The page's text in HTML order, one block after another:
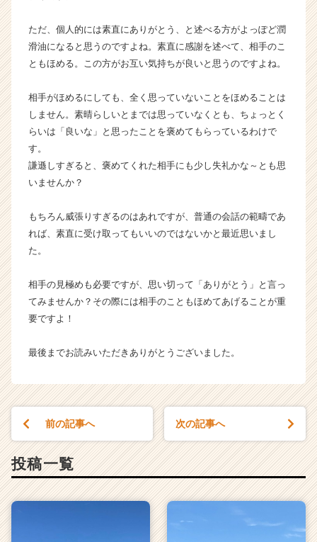
ト
チ
ア
ャ
リ
（C
e
C
r）
ただ、個人的には素直にありがとう、と述べる方がよっぽど潤
滑油になると思うのですよね。素直に感謝を述べて、相手のこ
ともほめる。この方がお互い気持ちが良いと思うのですよね。
相手がほめるにしても、全く思っていないことをほめることは
しません。素晴らしいとまでは思っていなくとも、ちょっとく
らいは「良いな」と思ったことを褒めてもらっているわけで
す。
謙遜しすぎると、褒めてくれた相手にも少し失礼かな～とも思
いませんか？
もちろん威張りすぎるのはあれですが、普通の会話の範疇であ
れば、素直に受け取ってもいいのではないかと最近思いまし
た。
相手の見極めも必要ですが、思い切って「ありがとう」と言っ
てみませんか？その際には相手のこともほめてあげることが重
要ですよ！
最後までお読みいただきありがとうございました。
前の記事へ 次の記事へ
投稿一覧